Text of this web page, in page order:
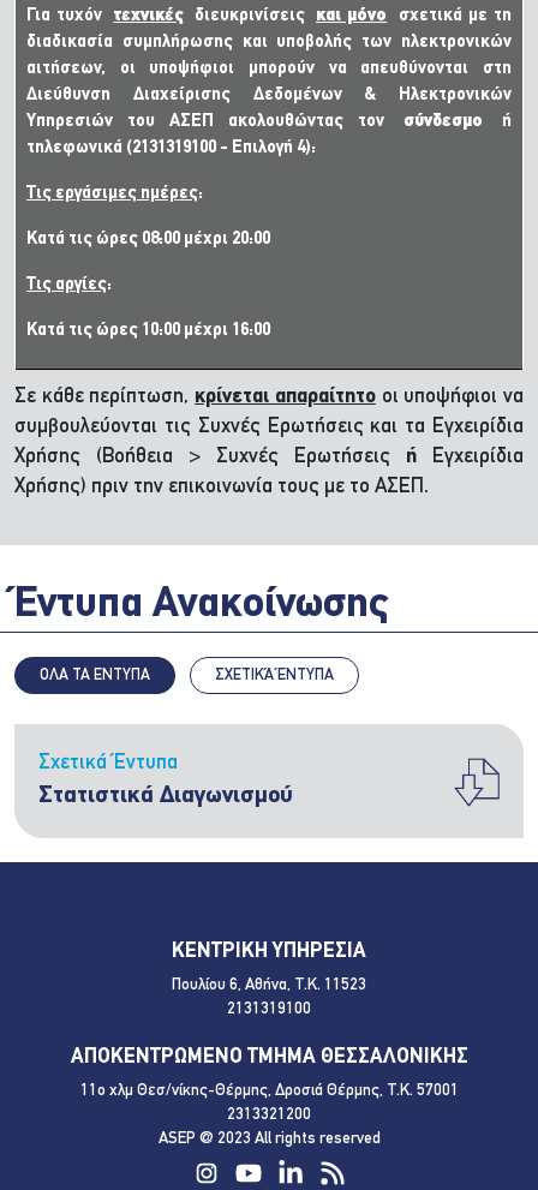
Για τυχόν τεχνικέςδιευκρινίσεις και μόνο σχετικά με τη
διαδικασία συμπλήρωσης και υποβολής των ηλεκτρονικών
αιτήσεων, οι υποψήφιοι μπορούν να απευθύνονται στη
Διεύθυνση Διαχείρισης Δεδομένων & Ηλεκτρονικών
Υπηρεσιών του ΑΣΕΠ ακολουθώντας τον σύνδεσμο ή
τηλεφωνικά (2131319100 - Επιλογή 4):
Τις εργάσιμες ημέρες:
Κατά τις ώρες 08:00 μέχρι 20:00
Τις αργίες:
Κατά τις ώρες 10:00 μέχρι 16:00
Σε κάθε περίπτωση, κρίνεται απαραίτητοοι υποψήφιοι να
συμβουλεύονται τις Συχνές Ερωτήσεις και τα Εγχειρίδια
Χρήσης (Βοήθεια > Συχνές Ερωτήσεις ή Εγχειρίδια
Χρήσης) πριν την επικοινωνία τους με το ΑΣΕΠ.
Έντυπα Ανακοίνωσης
ΟΛΑ ΤΑ ΕΝΤΥΠΑ ΣΧΕΤΙΚΆ ΈΝΤΥΠΑ
Σχετικά Έντυπα
Στατιστικά Διαγωνισμού
ΚΕΝΤΡΙΚΗ ΥΠΗΡΕΣΙΑ
Πουλίου 6, Αθήνα, Τ.Κ. 11523
2131319100
ΑΠΟΚΕΝΤΡΩΜΕΝΟ ΤΜΗΜΑ ΘΕΣΣΑΛΟΝΙΚΗΣ
11ο χλμ Θεσ/νίκης-Θέρμης, Δροσιά Θέρμης, Τ.Κ. 57001
2313321200
ASEP @ 2023 All rights reserved